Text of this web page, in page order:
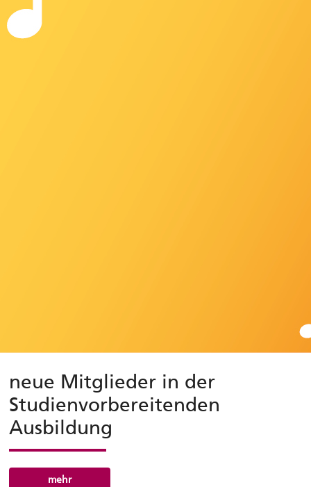
neue Mitglieder in der
Studienvorbereitenden
Ausbildung
mehr